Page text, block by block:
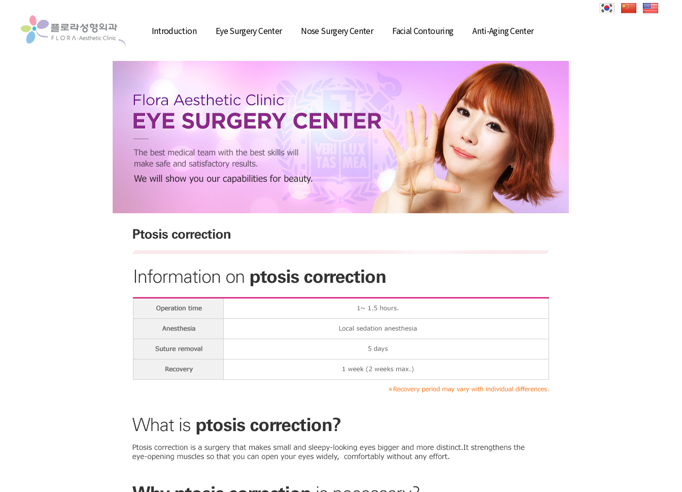
Introduction Eye Surgery Center Nose Surgery Center Facial Contouring Anti-Aging Center